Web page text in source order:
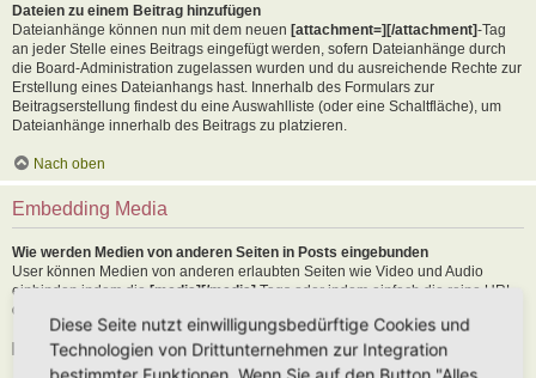
Dateien zu einem Beitrag hinzufügen
Dateianhänge können nun mit dem neuen [attachment=][/attachment]-Tag
an jeder Stelle eines Beitrags eingefügt werden, sofern Dateianhänge durch
die Board-Administration zugelassen wurden und du ausreichende Rechte zur
Erstellung eines Dateianhangs hast. Innerhalb des Formulars zur
Beitragserstellung findest du eine Auswahlliste (oder eine Schaltfläche), um
Dateianhänge innerhalb des Beitrags zu platzieren.
Nach oben
Embedding Media
Wie werden Medien von anderen Seiten in Posts eingebunden
User können Medien von anderen erlaubten Seiten wie Video und Audio
einbinden indem die [media][/media] Tags oder indem einfach die reine URL
der erlaubten Seite in den Text kopiert wird. Als Beispiel:
[media]https://youtu.be/Ne18ZQ7LLI0[/media]
Diese Seite nutzt einwilligungsbedürftige Cookies und
Technologien von Drittunternehmen zur Integration